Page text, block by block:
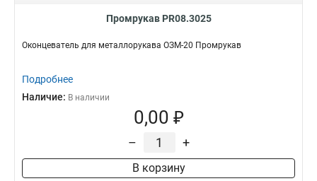
Промрукав PR08.3025
Оконцеватель для металлорукава ОЗМ-20 Промрукав
Подробнее
Наличие: В наличии
0,00 ₽
– +
В корзину